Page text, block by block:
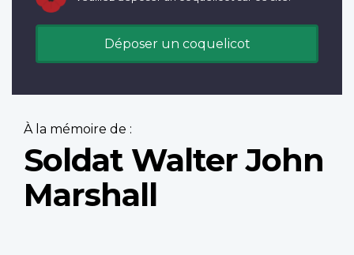
Déposer un coquelicot
À la mémoire de :
Soldat Walter John
Marshall